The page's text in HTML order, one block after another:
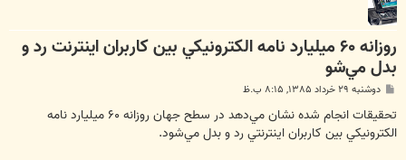
روزانه ‪ ۶۰‬ميليارد نامه الكترونيكي بين كاربران اينترنت رد و
بدل مي‌شو
ت
دوشنبه ۲۹ خرداد ۱۳۸۵, ۸:۱۵ ب.ظ
تحقيقات انجام شده نشان مي‌دهد در سطح جهان روزانه ‪ ۶۰‬ميليارد نامه
الكترونيكي بين كاربران اينترنتي رد و بدل مي‌شود.